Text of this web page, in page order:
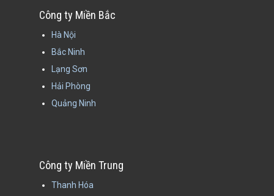
Công ty Miền Bắc
Hà Nội
Bắc Ninh
Lạng Sơn
Hải Phòng
Quảng Ninh
Công ty Miền Trung
Thanh Hóa